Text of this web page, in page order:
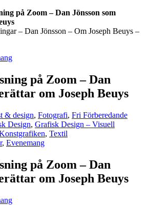
på Zoom – Dan Jönsson som
på Zoom – Dan
om Joseph Beuys
& design, Fotografi, Fri Förberedande
Design, Grafisk Design – Visuell
, Textil
, Evenemang
på Zoom – Dan
om Joseph Beuys